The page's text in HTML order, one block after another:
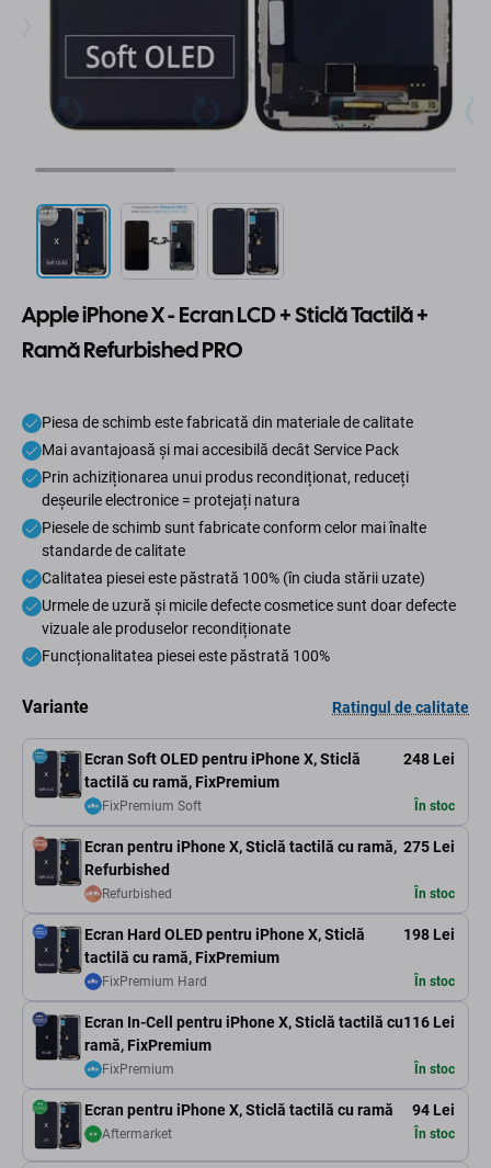
Apple iPhone X - Ecran LCD + Sticlă Tactilă +
Ramă Refurbished PRO
Piesa de schimb este fabricată din materiale de calitate
Mai avantajoasă și mai accesibilă decât Service Pack
Prin achiziționarea unui produs recondiționat, reduceți
deșeurile electronice = protejați natura
Piesele de schimb sunt fabricate conform celor mai înalte
standarde de calitate
Calitatea piesei este păstrată 100% (în ciuda stării uzate)
Urmele de uzură și micile defecte cosmetice sunt doar defecte
vizuale ale produselor recondiționate
Funcționalitatea piesei este păstrată 100%
Variante Ratingul de calitate
Ecran Soft OLED pentru iPhone X, Sticlă
tactilă cu ramă, FixPremium
248 Lei
FixPremium Soft În stoc
Ecran pentru iPhone X, Sticlă tactilă cu ramă,
Refurbished
275 Lei
Refurbished În stoc
Ecran Hard OLED pentru iPhone X, Sticlă
tactilă cu ramă, FixPremium
198 Lei
FixPremium Hard În stoc
Ecran In-Cell pentru iPhone X, Sticlă tactilă cu
ramă, FixPremium
116 Lei
FixPremium În stoc
Ecran pentru iPhone X, Sticlă tactilă cu ramă 94 Lei
Aftermarket În stoc